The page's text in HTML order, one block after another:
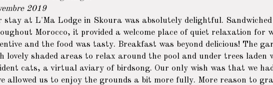
2019
stay at L'Ma Lodge in Skoura was absolutely delightful.
Morocco, it provided a welcome place of quiet relaxation for
and the food was tasty. Breakfast was beyond delicious! The
lovely shaded areas to relax around the pool and under trees laden
cats, a virtual aviary of birdsong. Our only wish was that we
allowed us to enjoy the grounds a bit more fully. More reason to